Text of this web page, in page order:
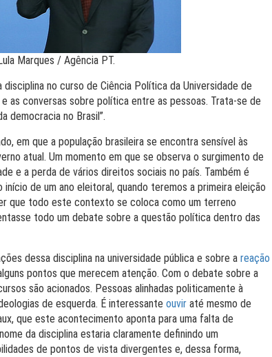
Marques / Agência PT.
no curso de Ciência Política da Universidade de
as conversas sobre política entre as pessoas. Trata-se de
democracia no Brasil”.
em que a população brasileira se encontra sensível às
atual. Um momento em que se observa o surgimento de
e a perda de vários direitos sociais no país. Também é
de um ano eleitoral, quando teremos a primeira eleição
que todo este contexto se coloca como um terreno
todo um debate sobre a questão política dentro das
dessa disciplina na universidade pública e sobre a reação
pontos que merecem atenção. Com o debate sobre a
são acionados. Pessoas alinhadas politicamente à
de esquerda. É interessante ouvir até mesmo de
que este acontecimento aponta para uma falta de
da disciplina estaria claramente definindo um
de pontos de vista divergentes e, dessa forma,